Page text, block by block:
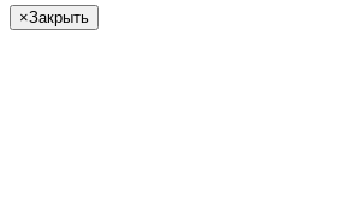
×Закрыть